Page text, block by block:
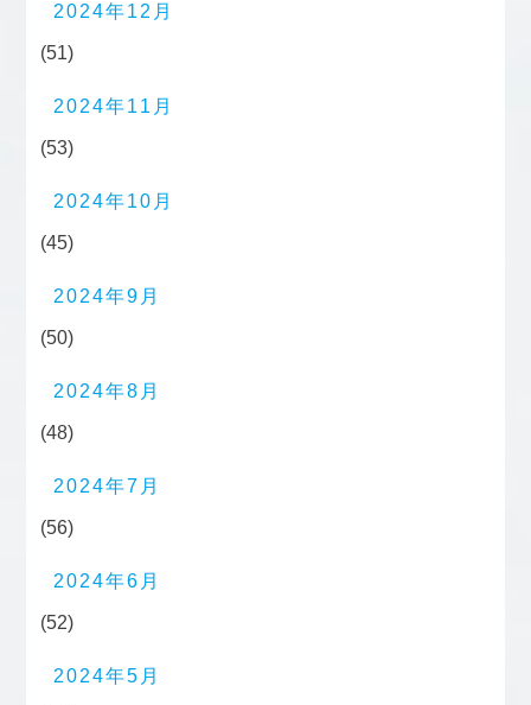
2024年12月
(51)
2024年11月
(53)
2024年10月
(45)
2024年9月
(50)
2024年8月
(48)
2024年7月
(56)
2024年6月
(52)
2024年5月